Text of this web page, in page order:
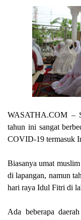
WASATHA.COM –
tahun ini sangat
COVID-19 termasuk
Biasanya umat
di lapangan, namun
hari raya Idul Fitri di
Ada beberapa